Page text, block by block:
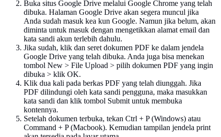
Buka situs Google Drive melalui Google Chrome yang telah
dibuka. Halaman Google Drive akan segera muncul jika
Anda sudah masuk kea kun Google. Namun jika belum, akan
diminta untuk masuk dengan mengetikkan alamat email dan
kata sandi akun terlebih dahulu.
Jika sudah, klik dan seret dokumen PDF ke dalam jendela
Google Drive yang telah dibuka. Anda juga bisa menekan
tombol New > File Upload > pilih dokumen PDF yang ingin
dibuka > klik OK.
Klik dua kali pada berkas PDF yang telah diunggah. Jika
PDF dilindungi oleh kata sandi pengguna, maka masukkan
kata sandi dan klik tombol Submit untuk membuka
kontennya.
Setelah dokumen terbuka, tekan Ctrl + P (Windows) atau
Command + P (Macbook). Kemudian tampilan jendela print